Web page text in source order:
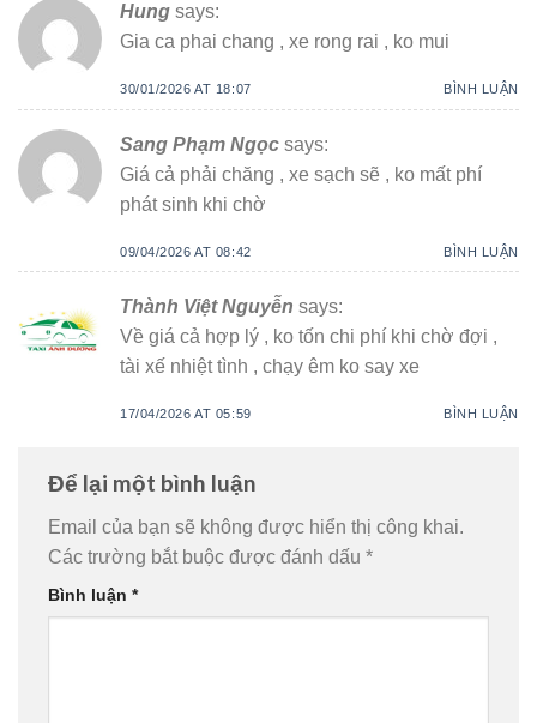
Hung says:
Gia ca phai chang , xe rong rai , ko mui
30/01/2026 AT 18:07 BÌNH LUẬN
Sang Phạm Ngọc says:
Giá cả phải chăng , xe sạch sẽ , ko mất phí
phát sinh khi chờ
09/04/2026 AT 08:42 BÌNH LUẬN
Thành Việt Nguyễn says:
Về giá cả hợp lý , ko tốn chi phí khi chờ đợi ,
tài xế nhiệt tình , chạy êm ko say xe
17/04/2026 AT 05:59 BÌNH LUẬN
Để lại một bình luận
Email của bạn sẽ không được hiển thị công khai.
Các trường bắt buộc được đánh dấu *
Bình luận *